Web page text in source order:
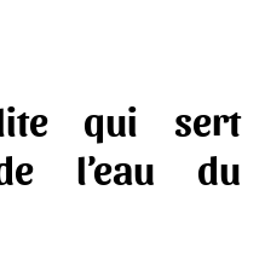
qui sert
l’eau du